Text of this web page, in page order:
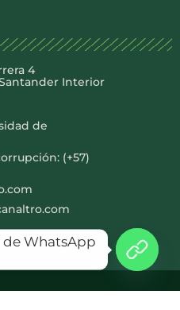
4
Interior
de
(+57)
de WhatsApp